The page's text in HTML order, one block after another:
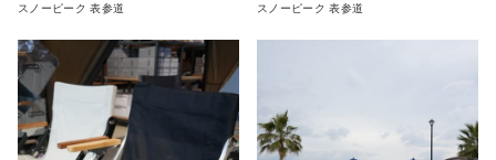
スノーピーク 表参道
スノーピーク 表参道